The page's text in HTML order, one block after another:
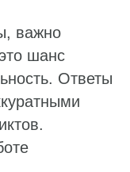
важно
шанс
Ответы